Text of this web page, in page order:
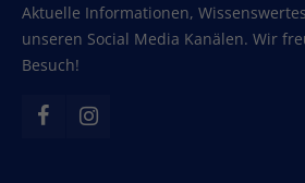
Aktuelle Informationen,
unseren Social Media Kanälen. Wir
Besuch!